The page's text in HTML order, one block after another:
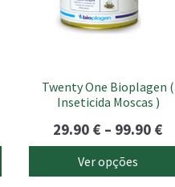
Twenty One Bioplagen (
Inseticida Moscas )
29.90 € – 99.90 €
Ver opções
options
product